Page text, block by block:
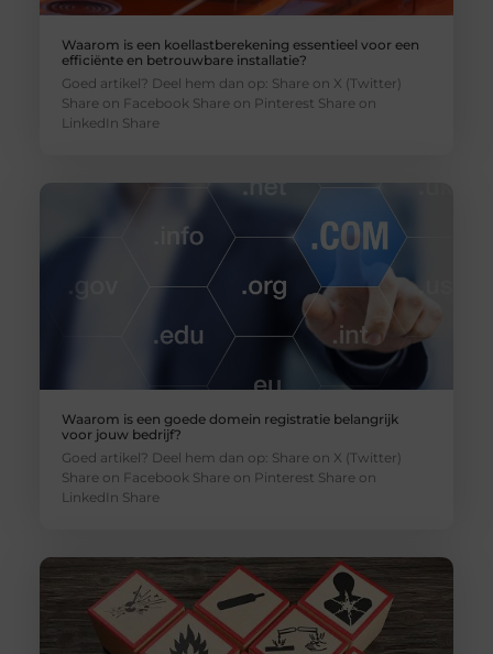
Waarom is een koellastberekening essentieel voor een
efficiënte en betrouwbare installatie?
Goed artikel? Deel hem dan op: Share on X (Twitter)
Share on Facebook Share on Pinterest Share on
LinkedIn Share
Waarom is een goede domein registratie belangrijk
voor jouw bedrijf?
Goed artikel? Deel hem dan op: Share on X (Twitter)
Share on Facebook Share on Pinterest Share on
LinkedIn Share